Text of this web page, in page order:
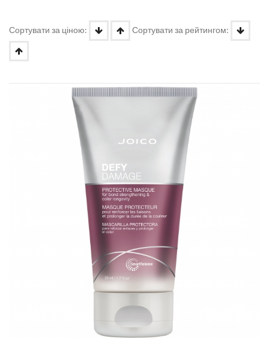
Сортувати за ціною: Сортувати за рейтингом: